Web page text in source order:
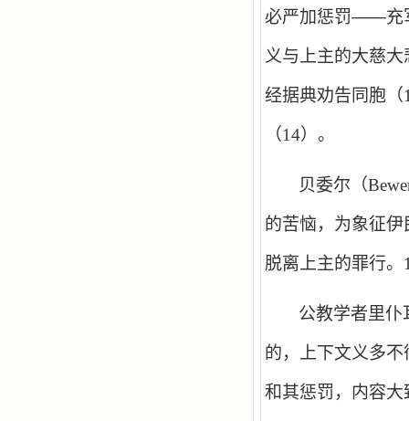
必严加惩罚——充
义与上主的大慈
经据典劝告同胞（
（14）。
贝委尔（
的苦恼，为象征
脱离上主的罪行。
公教学者里仆
的，上下文义多
和其惩罚，内容